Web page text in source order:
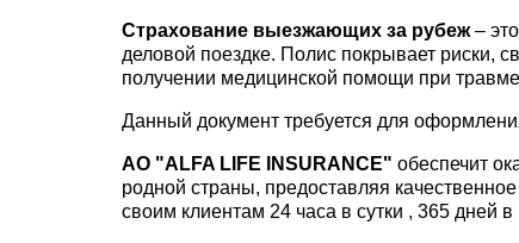
Страхование выезжающих за рубеж–
деловой поездке. Полис покрывает риски,
получении медицинской помощи при
Данный документ требуется для
АО "ALFA LIFE INSURANCE" обеспечит
родной страны, предоставляя
своим клиентам 24 часа в сутки , 365 дней